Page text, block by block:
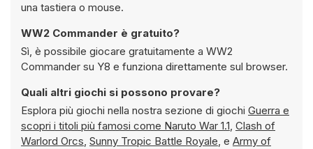
una tastiera o mouse.
WW2 Commander è gratuito?
Sì, è possibile giocare gratuitamente a WW2
Commander su Y8 e funziona direttamente sul browser.
Quali altri giochi si possono provare?
Esplora più giochi nella nostra sezione di giochi Guerra e
scopri i titoli più famosi come Naruto War 1.1, Clash of
Warlord Orcs, Sunny Tropic Battle Royale, e Army of